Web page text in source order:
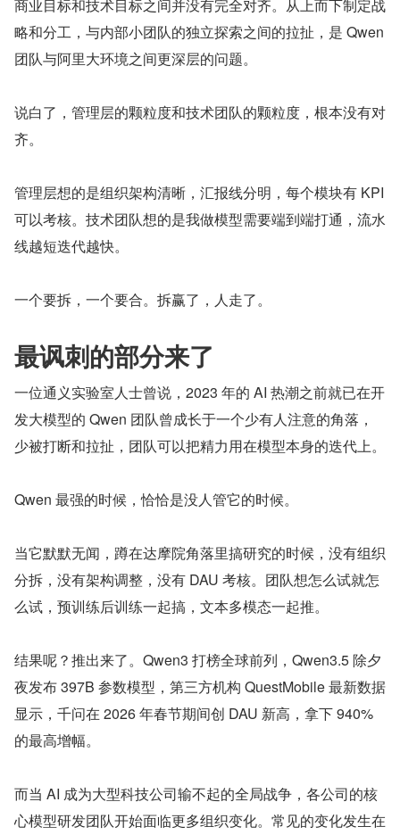
商业目标和技术目标之间并没有完全对齐。从上而下制定战
略和分工，与内部小团队的独立探索之间的拉扯，是 Qwen
团队与阿里大环境之间更深层的问题。
说白了，管理层的颗粒度和技术团队的颗粒度，根本没有对
齐。
管理层想的是组织架构清晰，汇报线分明，每个模块有 KPI
可以考核。技术团队想的是我做模型需要端到端打通，流水
线越短迭代越快。
一个要拆，一个要合。拆赢了，人走了。
最讽刺的部分来了
一位通义实验室人士曾说，2023 年的 AI 热潮之前就已在开
发大模型的 Qwen 团队曾成长于一个少有人注意的角落，
少被打断和拉扯，团队可以把精力用在模型本身的迭代上。
Qwen 最强的时候，恰恰是没人管它的时候。
当它默默无闻，蹲在达摩院角落里搞研究的时候，没有组织
分拆，没有架构调整，没有 DAU 考核。团队想怎么试就怎
么试，预训练后训练一起搞，文本多模态一起推。
结果呢？推出来了。Qwen3 打榜全球前列，Qwen3.5 除夕
夜发布 397B 参数模型，第三方机构 QuestMobile 最新数据
显示，千问在 2026 年春节期间创 DAU 新高，拿下 940%
的最高增幅。
而当 AI 成为大型科技公司输不起的全局战争，各公司的核
心模型研发团队开始面临更多组织变化。常见的变化发生在